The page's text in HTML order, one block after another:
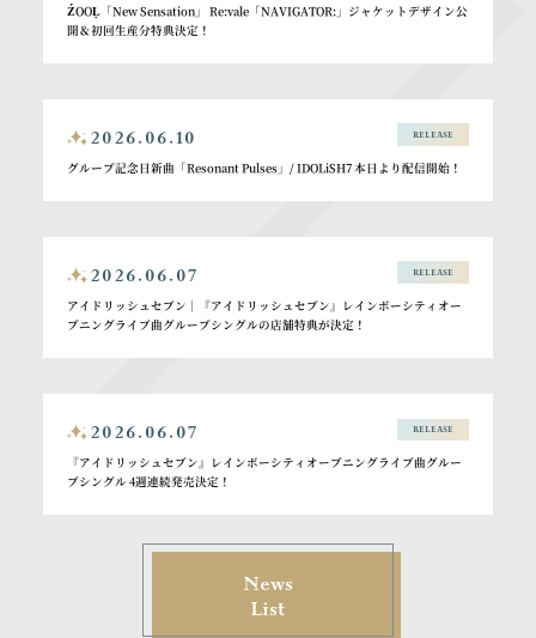
ŹOOĻ「New Sensation」 Re:vale「NAVIGATOR:」ジャケットデザイン公
開＆初回生産分特典決定！
2026.06.10 RELEASE
グループ記念日新曲「Resonant Pulses」/ IDOLiSH7 本日より配信開始！
2026.06.07 RELEASE
アイドリッシュセブン｜『アイドリッシュセブン』レインボーシティオー
プニングライブ曲グループシングルの店舗特典が決定！
2026.06.07 RELEASE
『アイドリッシュセブン』レインボーシティオープニングライブ曲グルー
プシングル 4週連続発売決定！
News
List